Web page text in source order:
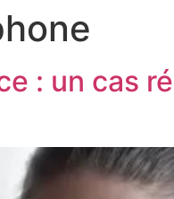
: un cas